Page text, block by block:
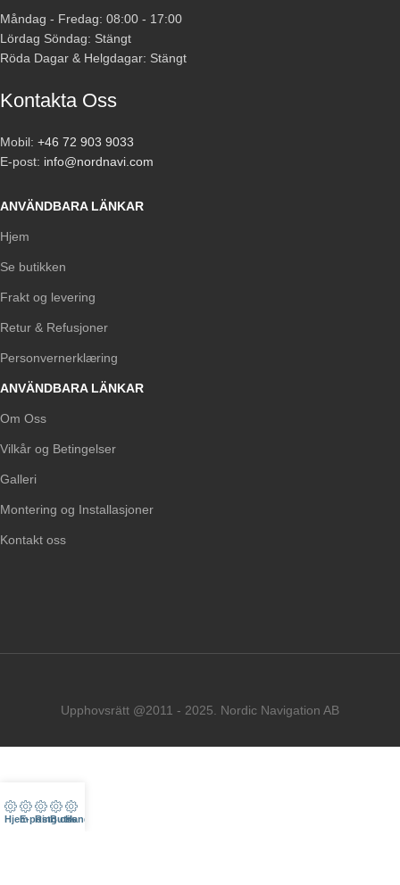
Måndag - Fredag: 08:00 - 17:00
Lördag Söndag: Stängt
Röda Dagar & Helgdagar: Stängt
Kontakta Oss
Mobil: +46 72 903 9033
E-post: info@nordnavi.com
ANVÄNDBARA LÄNKAR
Hjem
Se butikken
Frakt og levering
Retur & Refusjoner
Personvernerklæring
ANVÄNDBARA LÄNKAR
Om Oss
Vilkår og Betingelser
Galleri
Montering og Installasjoner
Kontakt oss
Upphovsrätt @2011 - 2025. Nordic Navigation AB
HjemE-postRing oss
ButikHandlekurv